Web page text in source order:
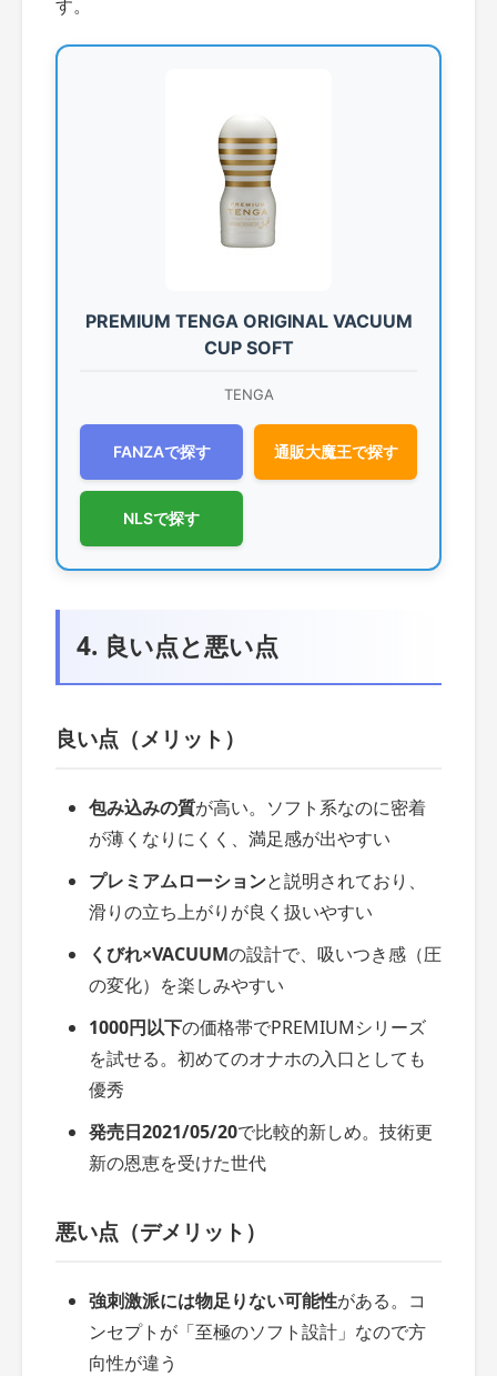
す。
PREMIUM TENGA ORIGINAL VACUUM
CUP SOFT
TENGA
FANZAで探す 通販大魔王で探す
NLSで探す
4. 良い点と悪い点
良い点（メリット）
包み込みの質が高い。ソフト系なのに密着
が薄くなりにくく、満足感が出やすい
プレミアムローションと説明されており、
滑りの立ち上がりが良く扱いやすい
くびれ×VACUUMの設計で、吸いつき感（圧
の変化）を楽しみやすい
1000円以下の価格帯でPREMIUMシリーズ
を試せる。初めてのオナホの入口としても
優秀
発売日2021/05/20で比較的新しめ。技術更
新の恩恵を受けた世代
悪い点（デメリット）
強刺激派には物足りない可能性がある。コ
ンセプトが「至極のソフト設計」なので方
向性が違う